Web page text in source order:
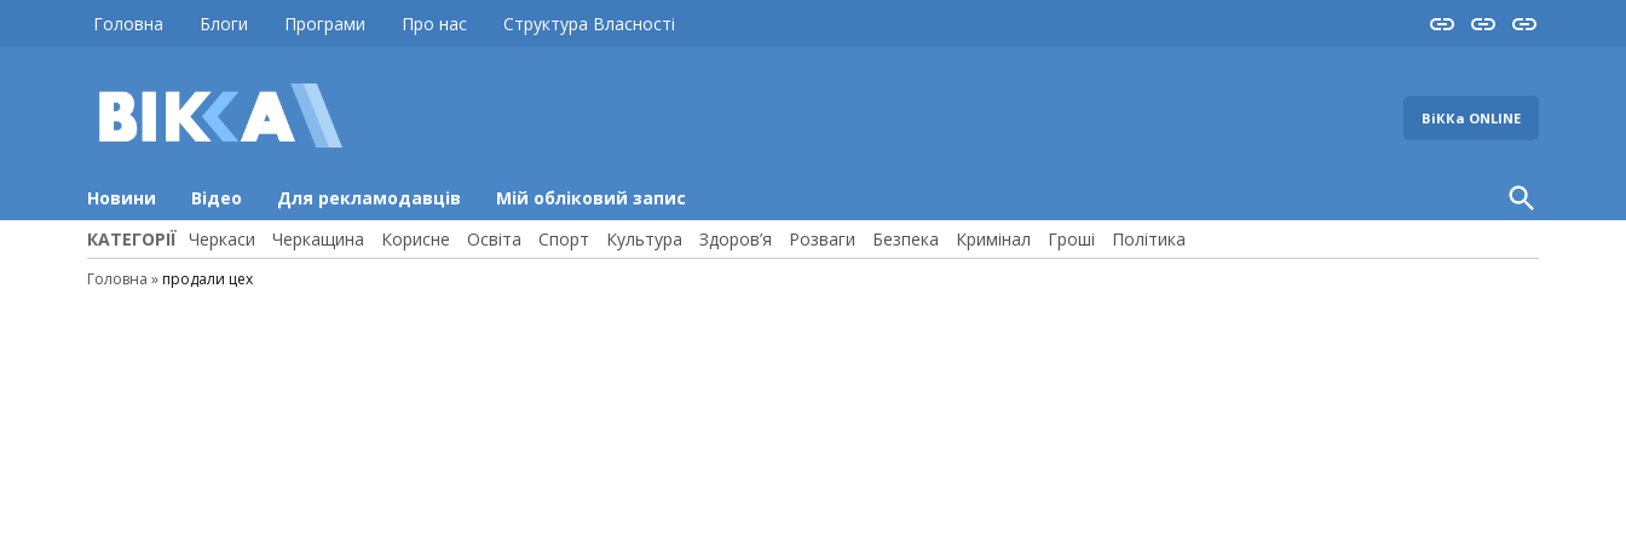
Головна Блоги Програми Про нас Структура Власності InstaYouTube
FB
ВіККа ONLINE
Новини Відео Для рекламодавців Мій обліковий запис
Open
Search
КАТЕГОРІЇ Черкаси Черкащина Корисне Освіта Спорт Культура Здоров’я Розваги Безпека Кримінал Гроші Політика
Головна » продали цех